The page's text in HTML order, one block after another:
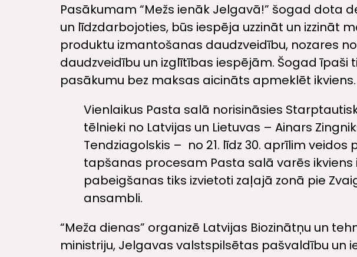
Pasākumam “Mežs ienāk Jelgavā!” šogad dota
un līdzdarbojoties, būs iespēja uzzināt un izzināt
produktu izmantošanas daudzveidību, nozares
daudzveidību un izglītības iespējām. Šogad
pasākumu bez maksas aicināts apmeklēt ikviens.
Vienlaikus Pasta salā norisināsies
tēlnieki no Latvijas un Lietuvas – Ainars
Tendziagolskis – no 21. līdz 30. aprīlim
tapšanas procesam Pasta salā varēs
pabeigšanas tiks izvietoti zaļajā zonā pie
ansambli.
“Meža dienas” organizē Latvijas Biozinātņu un
ministriju, Jelgavas valstspilsētas pašvaldību un